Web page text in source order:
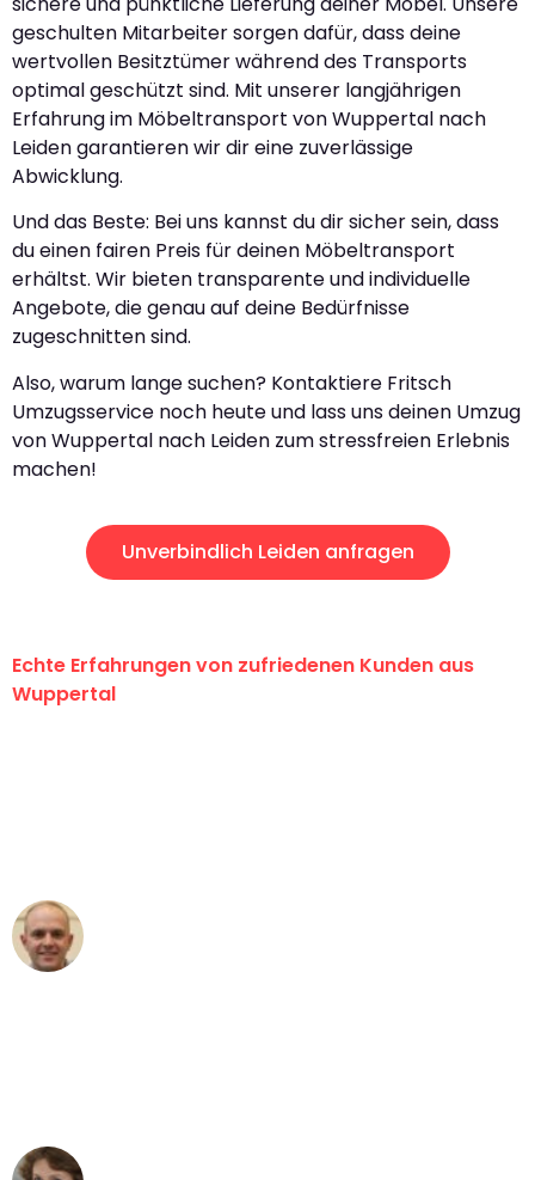
geschulten Mitarbeiter sorgen dafür, dass deine
wertvollen Besitztümer während des Transports
optimal geschützt sind. Mit unserer langjährigen
Erfahrung im Möbeltransport von Wuppertal nach
Leiden garantieren wir dir eine zuverlässige
Abwicklung.
Und das Beste: Bei uns kannst du dir sicher sein, dass
du einen fairen Preis für deinen Möbeltransport
erhältst. Wir bieten transparente und individuelle
Angebote, die genau auf deine Bedürfnisse
zugeschnitten sind.
Also, warum lange suchen? Kontaktiere Fritsch
Umzugsservice noch heute und lass uns deinen Umzug
von Wuppertal nach Leiden zum stressfreien Erlebnis
machen!
Unverbindlich Leiden anfragen
Echte Erfahrungen von zufriedenen Kunden aus
Wuppertal